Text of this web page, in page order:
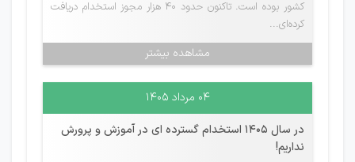
کشور بوده است. تاکنون حدود ۴۰ هزار مجوز استخدام دریافت
کرده‌ای...
مشاهده بیشتر
۰۴ مرداد ۱۴۰۵
در سال 1405 استخدام گسترده ای در آموزش و پرورش
نداریم!